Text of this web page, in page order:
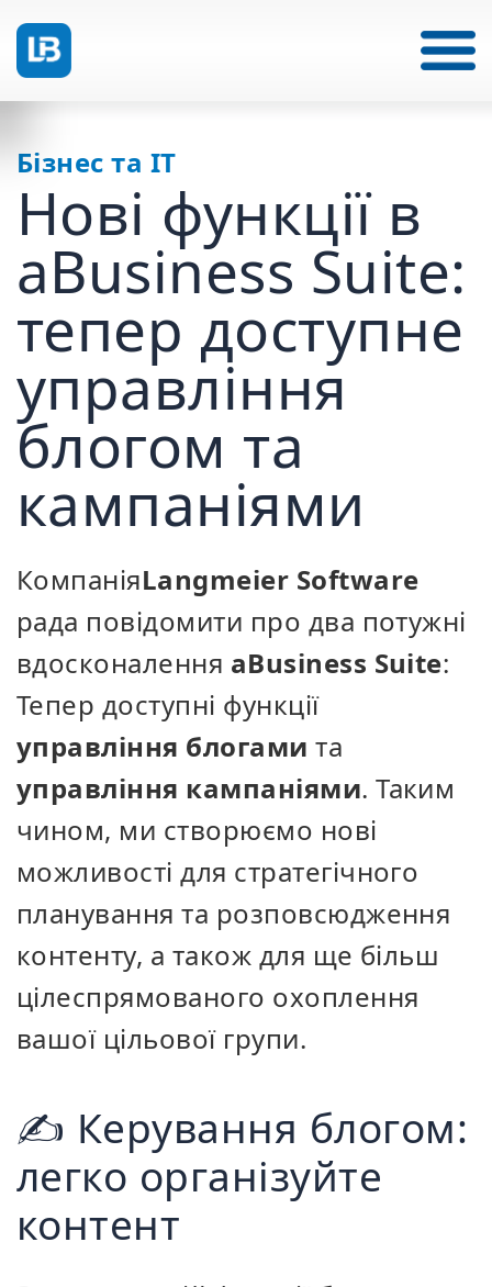
Бізнес та ІТ
Нові функції в
aBusiness Suite:
тепер доступне
управління
блогом та
кампаніями
КомпаніяLangmeier Software
рада повідомити про два потужні
вдосконалення aBusiness Suite:
Тепер доступні функції
управління блогами та
управління кампаніями. Таким
чином, ми створюємо нові
можливості для стратегічного
планування та розповсюдження
контенту, а також для ще більш
цілеспрямованого охоплення
вашої цільової групи.
✍️ Керування блогом:
легко організуйте
контент